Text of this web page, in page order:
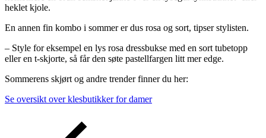
heklet kjole.
En annen fin kombo i sommer er dus rosa og sort, tipser stylisten.
– Style for eksempel en lys rosa dressbukse med en sort tubetopp
eller en t-skjorte, så får den søte pastellfargen litt mer edge.
Sommerens skjørt og andre trender finner du her:
Se oversikt over klesbutikker for damer